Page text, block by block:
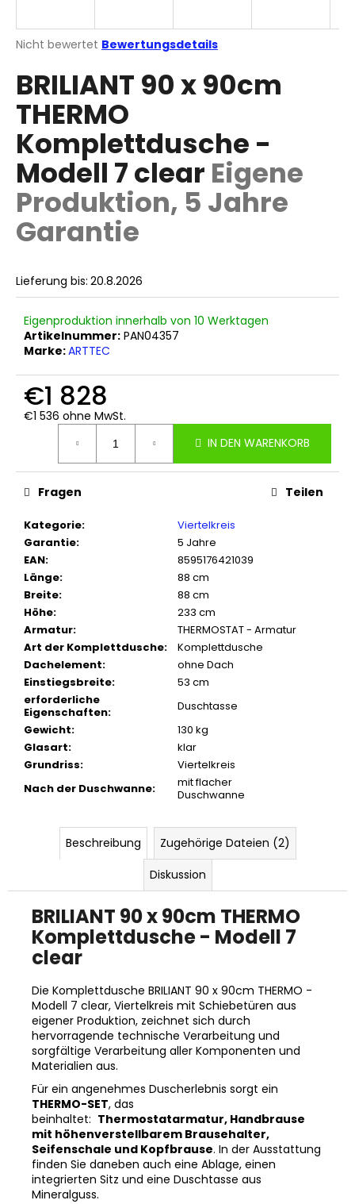
Die
Produktbewertung
ist
0,0
5
Sternen.
Nicht bewertet Bewertungsdetails
BRILIANT 90 x 90cm
THERMO
Komplettdusche -
Modell 7 clear Eigene
Produktion, 5 Jahre
Garantie
Lieferung bis: 20.8.2026
Eigenproduktion innerhalb von 10 Werktagen
Artikelnummer: PAN04357
Marke:ARTTEC
€1 828
€1 536 ohne MwSt.
Verkaufspreis:
IN DEN WARENKORB
Kategorie:
Viertelkreis
Garantie:
5 Jahre
EAN:
8595176421039
Länge:
88 cm
Breite:
88 cm
Höhe:
233 cm
Armatur:
THERMOSTAT - Armatur
Art der Komplettdusche:
Komplettdusche
Dachelement:
ohne Dach
Einstiegsbreite:
53 cm
erforderliche
Eigenschaften:
Duschtasse
Gewicht:
130 kg
Glasart:
klar
Grundriss:
Viertelkreis
Nach der Duschwanne:
mit flacher
Duschwanne
Fragen Teilen
Beschreibung
Zugehörige Dateien (2)
Diskussion
BRILIANT 90 x 90cm THERMO
Komplettdusche - Modell 7
clear
Die Komplettdusche BRILIANT 90 x 90cm THERMO -
Modell 7 clear, Viertelkreis mit Schiebetüren aus
eigener Produktion, zeichnet sich durch
hervorragende technische Verarbeitung und
sorgfältige Verarbeitung aller Komponenten und
Materialien aus.
Für ein angenehmes Duscherlebnis sorgt ein
THERMO-SET, das
beinhaltet: Thermostatarmatur, Handbrause
mit höhenverstellbarem Brausehalter,
Seifenschale und Kopfbrause. In der Ausstattung
finden Sie daneben auch eine Ablage, einen
integrierten Sitz und eine Duschtasse aus
Mineralguss.
W
r
e
m
p
f
l
e
n